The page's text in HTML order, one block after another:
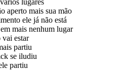
aperto mais sua mão
ele já não está
mais nenhum lugar
vai estar
partiu
se iludiu
partiu